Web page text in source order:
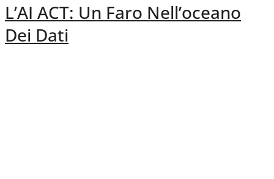
L’AI ACT: Un Faro Nell’oceano
Dei Dati